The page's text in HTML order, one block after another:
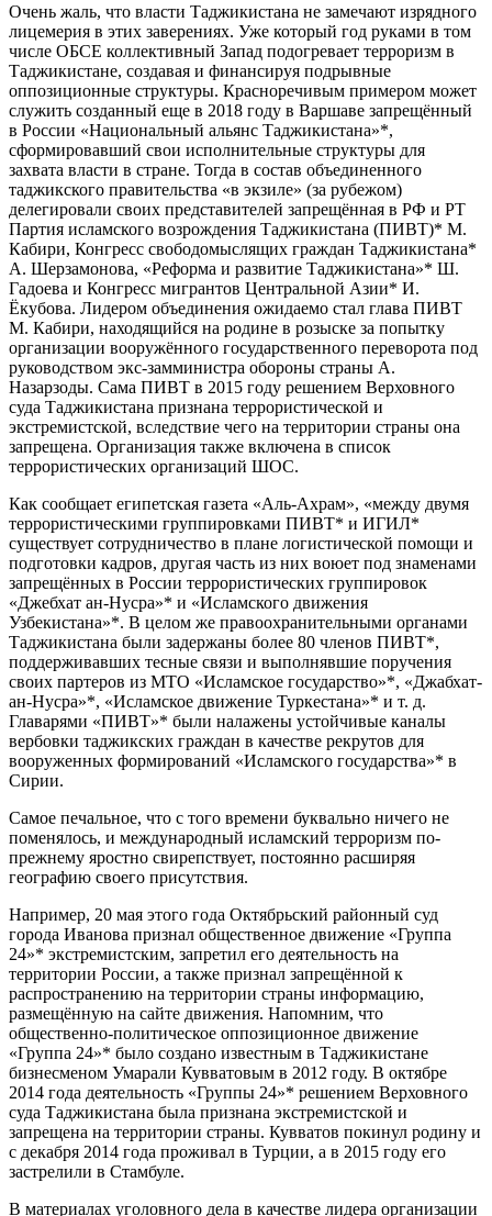
Очень жаль, что власти Таджикистана не замечают изрядного
лицемерия в этих заверениях. Уже который год руками в том
числе ОБСЕ коллективный Запад подогревает терроризм в
Таджикистане, создавая и финансируя подрывные
оппозиционные структуры. Красноречивым примером может
служить созданный еще в 2018 году в Варшаве запрещённый
в России «Национальный альянс Таджикистана»*,
сформировавший свои исполнительные структуры для
захвата власти в стране. Тогда в состав объединенного
таджикского правительства «в экзиле» (за рубежом)
делегировали своих представителей запрещённая в РФ и РТ
Партия исламского возрождения Таджикистана (ПИВТ)* М.
Кабири, Конгресс свободомыслящих граждан Таджикистана*
А. Шерзамонова, «Реформа и развитие Таджикистана»* Ш.
Гадоева и Конгресс мигрантов Центральной Азии* И.
Ёкубова. Лидером объединения ожидаемо стал глава ПИВТ
М. Кабири, находящийся на родине в розыске за попытку
организации вооружённого государственного переворота под
руководством экс-замминистра обороны страны А.
Назарзоды. Сама ПИВТ в 2015 году решением Верховного
суда Таджикистана признана террористической и
экстремистской, вследствие чего на территории страны она
запрещена. Организация также включена в список
террористических организаций ШОС.
Как сообщает египетская газета «Аль-Ахрам», «между двумя
террористическими группировками ПИВТ* и ИГИЛ*
существует сотрудничество в плане логистической помощи и
подготовки кадров, другая часть из них воюет под знаменами
запрещённых в России террористических группировок
«Джебхат ан-Нусра»* и «Исламского движения
Узбекистана»*. В целом же правоохранительными органами
Таджикистана были задержаны более 80 членов ПИВТ*,
поддерживавших тесные связи и выполнявшие поручения
своих партеров из МТО «Исламское государство»*, «Джабхат-
ан-Нycpa»*, «Исламское движение Туркестана»* и т. д.
Главарями «ПИВТ»* были налажены устойчивые каналы
вербовки таджикских граждан в качестве рекрутов для
вооруженных формирований «Исламского государства»* в
Сирии.
Самое печальное, что с того времени буквально ничего не
поменялось, и международный исламский терроризм по-
прежнему яростно свирепствует, постоянно расширяя
географию своего присутствия.
Например, 20 мая этого года Октябрьский районный суд
города Иванова признал общественное движение «Группа
24»* экстремистским, запретил его деятельность на
территории России, а также признал запрещённой к
распространению на территории страны информацию,
размещённую на сайте движения. Напомним, что
общественно-политическое оппозиционное движение
«Группа 24»* было создано известным в Таджикистане
бизнесменом Умарали Кувватовым в 2012 году. В октябре
2014 года деятельность «Группы 24»* решением Верховного
суда Таджикистана была признана экстремистской и
запрещена на территории страны. Кувватов покинул родину и
с декабря 2014 года проживал в Турции, а в 2015 году его
застрелили в Стамбуле.
В материалах уголовного дела в качестве лидера организации